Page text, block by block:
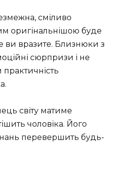
сміливо
оригінальнішою буде
ви вразите. Близнюки з
сюрпризи і не
практичність
світу матиме
чоловіка. Його
перевершить будь-